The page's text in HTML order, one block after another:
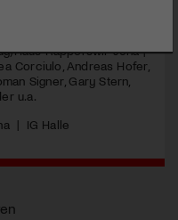
Rapperswil-Jona |
Corciulo, Andreas Hofer,
Signer, Gary Stern,
u.a.
| IG Halle